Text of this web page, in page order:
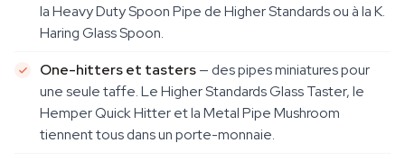
la Heavy Duty Spoon Pipe de Higher Standards ou à la K.
Haring Glass Spoon.
One-hitters et tasters— des pipes miniatures pour
une seule taffe. Le Higher Standards Glass Taster, le
Hemper Quick Hitter et la Metal Pipe Mushroom
tiennent tous dans un porte-monnaie.